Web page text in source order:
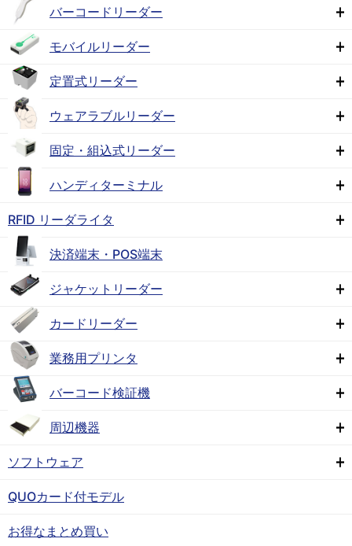
バーコードリーダー
モバイルリーダー
定置式リーダー
ウェアラブルリーダー
固定・組込式リーダー
ハンディターミナル
RFID リーダライタ
決済端末・POS端末
ジャケットリーダー
カードリーダー
業務用プリンタ
バーコード検証機
周辺機器
ソフトウェア
QUOカード付モデル
お得なまとめ買い